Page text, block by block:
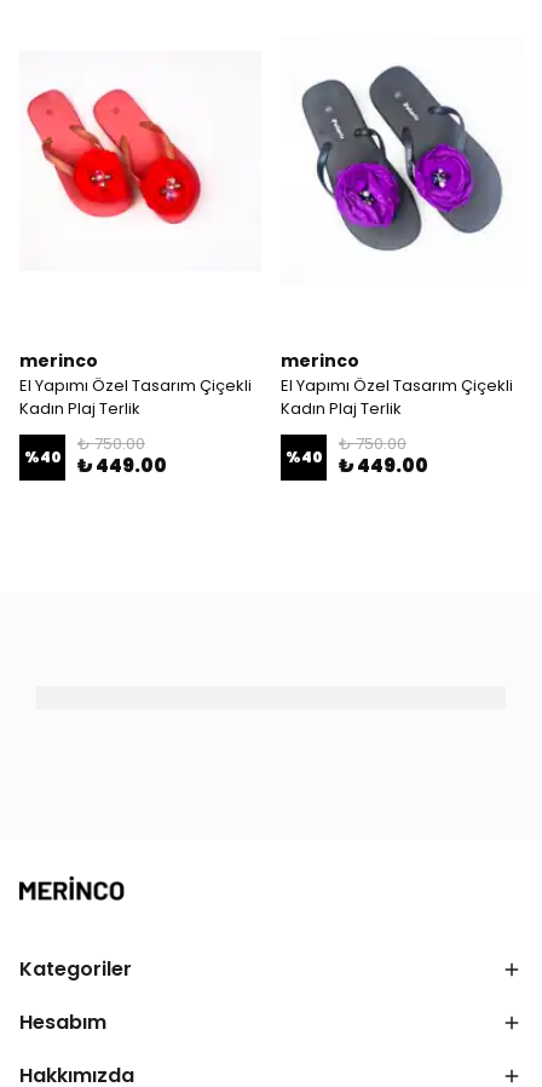
merinco
El Yapımı Özel Tasarım Çiçekli
Kadın Plaj Terlik
%40
₺ 750.00
₺ 449.00
merinco
El Yapımı Özel Tasarım Çiçekli
Kadın Plaj Terlik
%40
₺ 750.00
₺ 449.00
Kategoriler
Hesabım
Hakkımızda